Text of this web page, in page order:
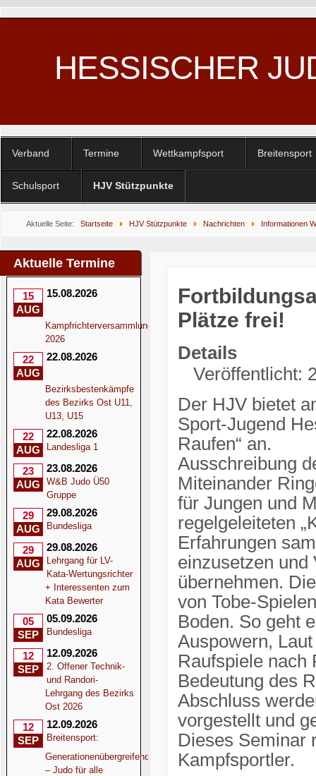
HESSISCHER
Verband Termine Wettkampfsport Breitensport
Schulsport HJV Stützpunkte
Aktuelle Seite: Startseite HJV Stützpunkte Nachrichten
Informationen
Aktuelle Termine
15
AUG
15.08.2026
Kampfrichterversammlung
2026
22
AUG
22.08.2026
Bezirksbestenkämpfe
des Bezirks Ost U11,
U13, U15
22
AUG
22.08.2026
Landesliga 1
23
AUG
23.08.2026
W&B Judo Ü50
Gruppe
29
AUG
29.08.2026
Bundesliga
29
AUG
29.08.2026
Lehrgang für LV-
Kata-Wertungsrichter
+ Interessenten zum
Kata Bewerter
05
SEP
05.09.2026
Bundesliga
12
SEP
12.09.2026
2. Offener Technik-
und Randori-
Lehrgang des Bezirks
Ost 2026
12
SEP
12.09.2026
Breitensport:
Generationenübergreifend
– Judo für alle
Plätze frei!
Details
Veröffentlicht:
Der HJV bietet
Sport-Jugend
Raufen“ an.
Ausschreibung
Miteinander
für Jungen und
regelgeleiteten
Erfahrungen
einzusetzen und
übernehmen.
von Tobe-
Boden. So geht
Auspowern,
Raufspiele nach
Bedeutung des
Abschluss
vorgestellt und
Dieses Seminar
Kampfsportler.